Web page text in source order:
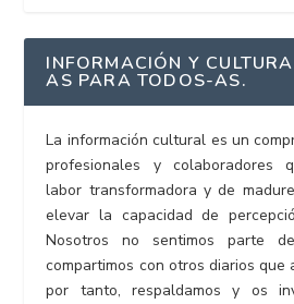
INFORMACIÓN Y
AS PARA TODOS-AS.
La información cultural es un
profesionales y colaboradores
labor transformadora y de
elevar la capacidad de
Nosotros no sentimos parte
compartimos con otros diarios que
por tanto, respaldamos y os